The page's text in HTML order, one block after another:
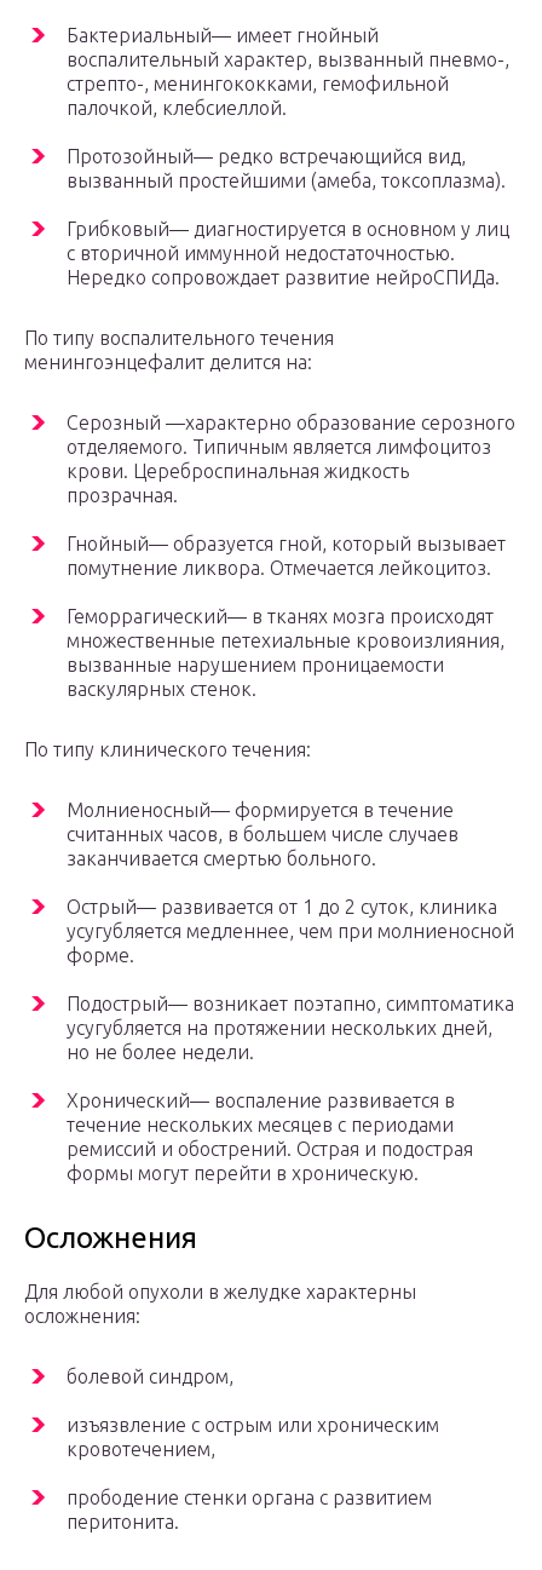
Бактериальный— имеет гнойный
воспалительный характер, вызванный пневмо-,
стрепто-, менингококками, гемофильной
палочкой, клебсиеллой.
Протозойный— редко встречающийся вид,
вызванный простейшими (амеба, токсоплазма).
Грибковый— диагностируется в основном у лиц
с вторичной иммунной недостаточностью.
Нередко сопровождает развитие нейроСПИДа.
По типу воспалительного течения
менингоэнцефалит делится на:
Серозный —характерно образование серозного
отделяемого. Типичным является лимфоцитоз
крови. Цереброспинальная жидкость
прозрачная.
Гнойный— образуется гной, который вызывает
помутнение ликвора. Отмечается лейкоцитоз.
Геморрагический— в тканях мозга происходят
множественные петехиальные кровоизлияния,
вызванные нарушением проницаемости
васкулярных стенок.
По типу клинического течения:
Молниеносный— формируется в течение
считанных часов, в большем числе случаев
заканчивается смертью больного.
Острый— развивается от 1 до 2 суток, клиника
усугубляется медленнее, чем при молниеносной
форме.
Подострый— возникает поэтапно, симптоматика
усугубляется на протяжении нескольких дней,
но не более недели.
Хронический— воспаление развивается в
течение нескольких месяцев с периодами
ремиссий и обострений. Острая и подострая
формы могут перейти в хроническую.
Осложнения
Для любой опухоли в желудке характерны
осложнения:
болевой синдром,
изъязвление с острым или хроническим
кровотечением,
прободение стенки органа с развитием
перитонита.